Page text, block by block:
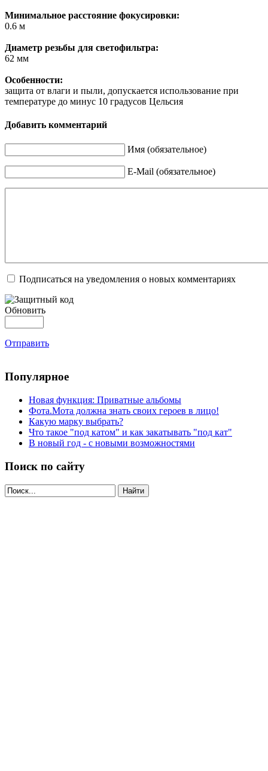
Минимальное расстояние фокусировки:
0.6 м
Диаметр резьбы для светофильтра:
62 мм
Особенности:
защита от влаги и пыли, допускается использование при
температуре до минус 10 градусов Цельсия
Добавить комментарий
Имя (обязательное)
E-Mail (обязательное)
Подписаться на уведомления о новых комментариях
Обновить
Отправить
Популярное
Новая функция: Приватные альбомы
Фота.Мота должна знать своих героев в лицо!
Какую марку выбрать?
Что такое "под катом" и как закатывать "под кат"
В новый год - с новыми возможностями
Поиск по сайту
Найти